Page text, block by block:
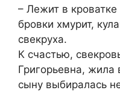
– Лежит в кроватке
бровки хмурит,
свекруха.
К счастью,
Григорьевна, жила
сыну выбиралась